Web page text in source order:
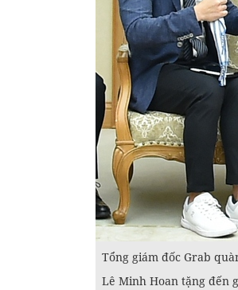
Tổng giám đốc Grab
Lê Minh Hoan tặng đến